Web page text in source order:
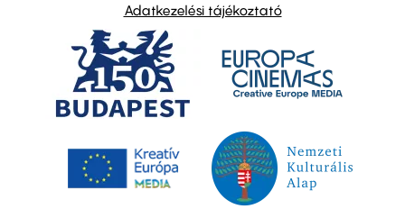
Adatkezelési tájékoztató